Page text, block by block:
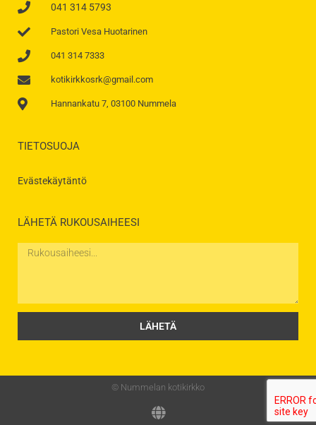
041 314 5793
Pastori Vesa Huotarinen
041 314 7333
kotikirkkosrk@gmail.com
Hannankatu 7, 03100 Nummela
TIETOSUOJA
Evästekäytäntö
LÄHETÄ RUKOUSAIHEESI
Rukousaihe
LÄHETÄ
© Nummelan kotikirkko
G